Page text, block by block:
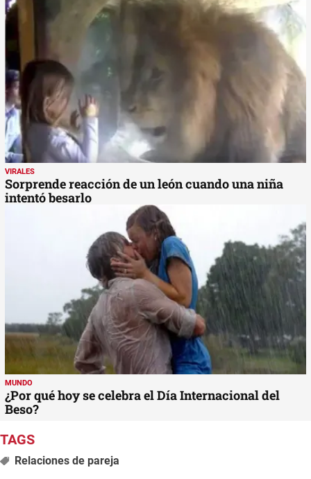
VIRALES
Sorprende reacción de un león cuando una niña
intentó besarlo
MUNDO
¿Por qué hoy se celebra el Día Internacional del
Beso?
Relaciones de pareja